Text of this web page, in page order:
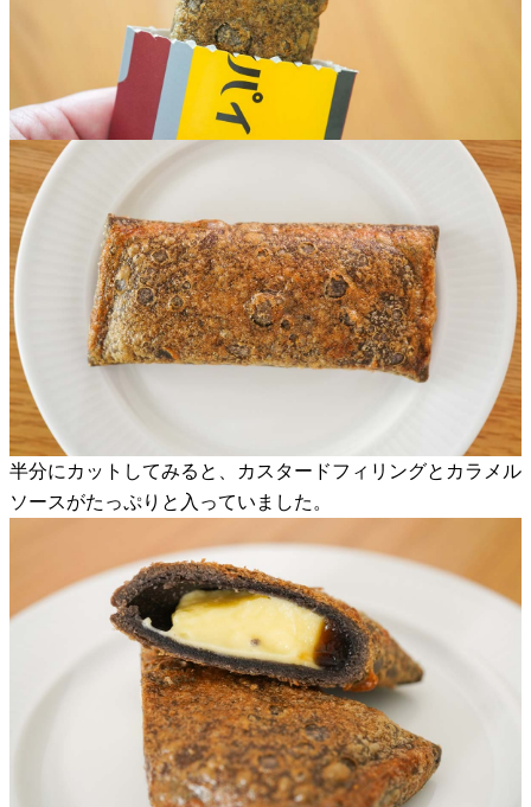
半分にカットしてみると、カスタードフィリングとカラメル
ソースがたっぷりと入っていました。